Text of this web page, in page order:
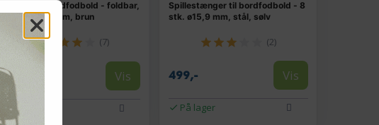
CB Games bordfodbold - foldbar,
101 × 70 × 51 cm, brun
(7)
1.344,-
568,- Vis
På lager
Spillestænger til bordfodbold - 8
stk. ø15,9 mm, stål, sølv
(2)
499,- Vis
På lager